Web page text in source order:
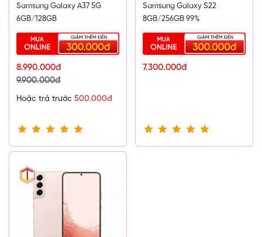
Samsung Galaxy A37 5G
6GB/128GB
8.990.000đ
9.900.000đ
Hoặc trả trước 500.000đ
Samsung Galaxy S22
8GB/256GB 99%
7.300.000đ